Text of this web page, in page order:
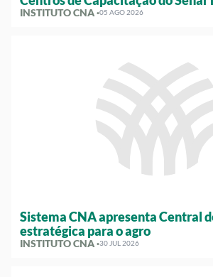
INSTITUTO CNA ·05 AGO 2026
Sistema CNA apresenta Central
estratégica para o agro
INSTITUTO CNA ·30 JUL 2026